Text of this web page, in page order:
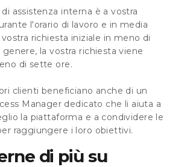
assistenza interna è a vostra
l'orario di lavoro e in media
vostra richiesta iniziale in meno di
la vostra richiesta viene
di sette ore.
clienti beneficiano anche di un
Manager dedicato che li aiuta a
la piattaforma e a condividere le
raggiungere i loro obiettivi.
di più su